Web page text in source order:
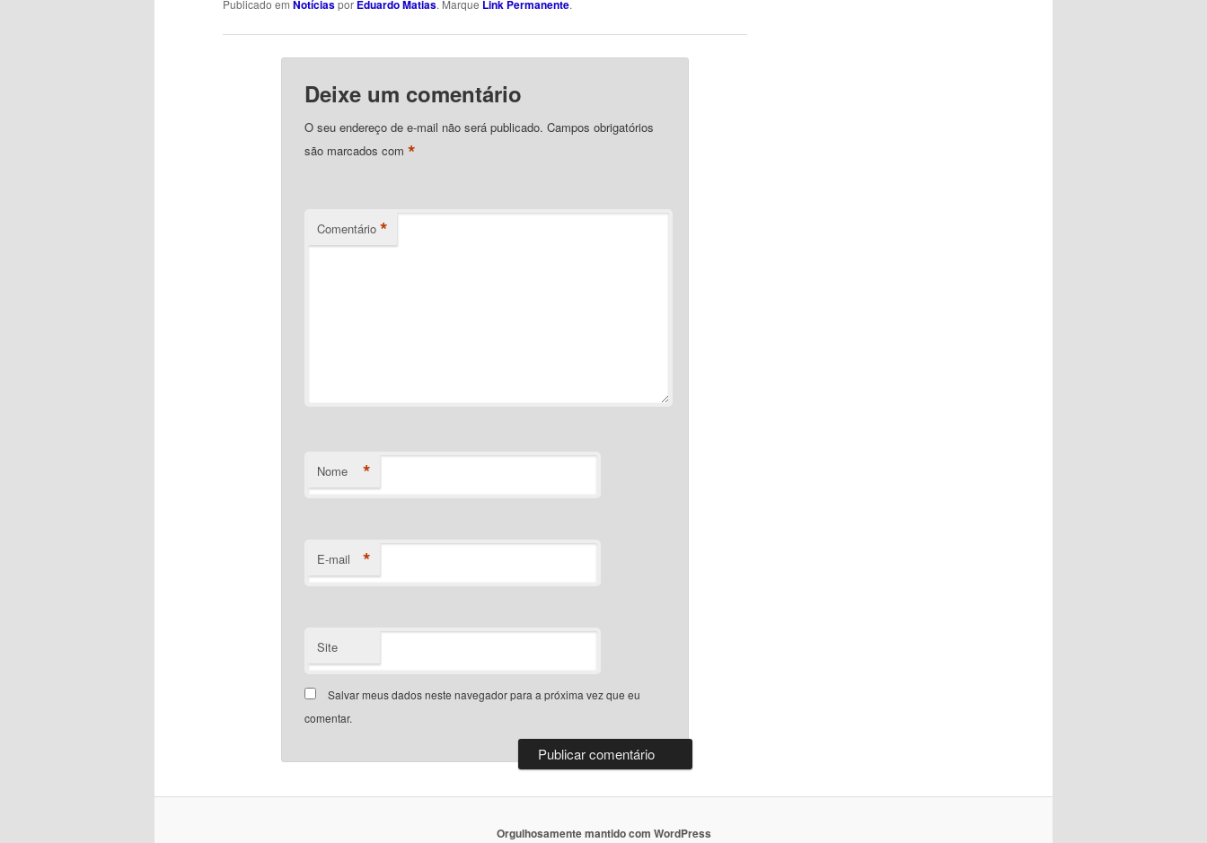
Publicado em Notíciaspor Eduardo Matias. Marque Link Permanente.
Deixe um comentário
O seu endereço de e-mail não será publicado. Campos obrigatórios
são marcados com *
Comentário *
Nome *
E-mail *
Site
Salvar meus dados neste navegador para a próxima vez que eu
comentar.
Orgulhosamente mantido com WordPress